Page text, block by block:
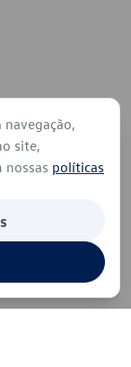
site,
nossas políticas